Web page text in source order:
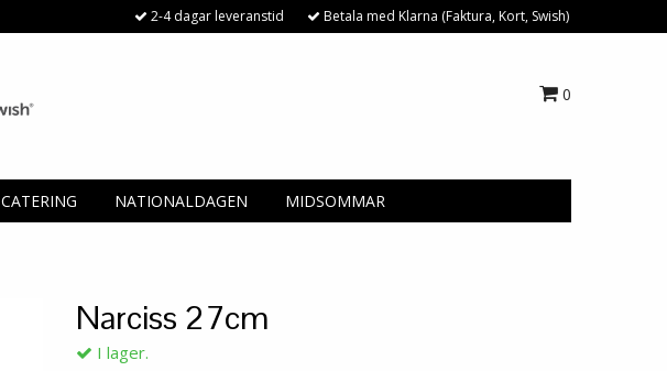
2-4 dagar leveranstid Betala med Klarna (Faktura, Kort, Swish)
0
CATERING NATIONALDAGEN MIDSOMMAR
Narciss 27cm
I lager.